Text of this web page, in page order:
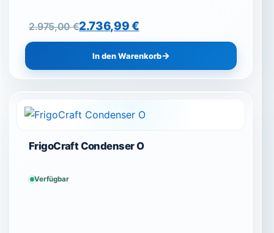
2.975,00€
Ursprünglicher Preis war: 2.975,00 €
2.736,99€
Aktueller Preis ist: 2.736,99 €.
In den Warenkorb
FrigoCraft Condenser O
Verfügbar